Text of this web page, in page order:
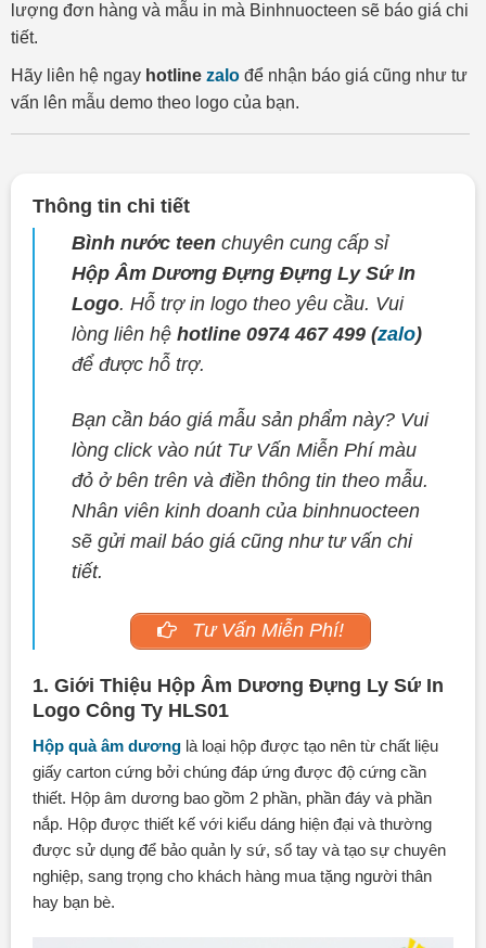
lượng đơn hàng và mẫu in mà Binhnuocteen sẽ báo giá chi
tiết.
Hãy liên hệ ngay hotline zalo để nhận báo giá cũng như tư
vấn lên mẫu demo theo logo của bạn.
Thông tin chi tiết
Bình nước teenchuyên cung cấp sỉ
Hộp Âm Dương Đựng Đựng Ly Sứ In
Logo. Hỗ trợ in logo theo yêu cầu. Vui
lòng liên hệ hotline 0974 467 499 (zalo)
để được hỗ trợ.
Bạn cần báo giá mẫu sản phẩm này? Vui
lòng click vào nút Tư Vấn Miễn Phí màu
đỏ ở bên trên và điền thông tin theo mẫu.
Nhân viên kinh doanh của binhnuocteen
sẽ gửi mail báo giá cũng như tư vấn chi
tiết.
Tư Vấn Miễn Phí!
1. Giới Thiệu Hộp Âm Dương Đựng Ly Sứ In
Logo Công Ty HLS01
Hộp quà âm dươnglà loại hộp được tạo nên từ chất liệu
giấy carton cứng bởi chúng đáp ứng được độ cứng cần
thiết. Hộp âm dương bao gồm 2 phần, phần đáy và phần
nắp. Hộp được thiết kế với kiểu dáng hiện đại và thường
được sử dụng để bảo quản ly sứ, sổ tay và tạo sự chuyên
nghiệp, sang trọng cho khách hàng mua tặng người thân
hay bạn bè.